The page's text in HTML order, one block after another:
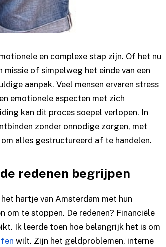
en complexe stap zijn. Of het nu
of simpelweg het einde van een
aanpak. Veel mensen ervaren stress
emotionele aspecten met zich
kan dit proces soepel verlopen. In
zonder onnodige zorgen, met
alles gestructureerd af te handelen.
redenen begrijpen
hartje van Amsterdam met hun
te stoppen. De redenen? Financiële
Ik leerde toen hoe belangrijk het is om
wilt. Zijn het geldproblemen, interne